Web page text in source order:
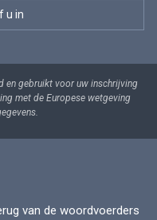
en gebruikt voor uw inschrijving
met de Europese wetgeving
van de woordvoerders